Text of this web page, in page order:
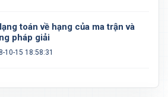
toán về hạng của ma trận và
pháp giải
10-15 18:58:31